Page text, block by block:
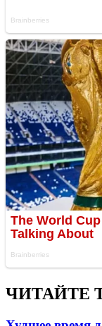
ЧИТАЙТЕ